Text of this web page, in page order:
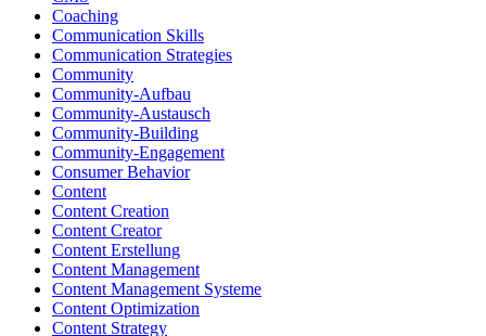
Coaching
Communication Skills
Communication Strategies
Community
Community-Aufbau
Community-Austausch
Community-Building
Community-Engagement
Consumer Behavior
Content
Content Creation
Content Creator
Content Erstellung
Content Management
Content Management Systeme
Content Optimization
Content Strategy